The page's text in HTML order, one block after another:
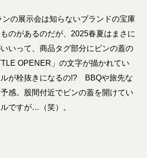
ンの展示会は知らないブランドの宝庫
のがあるのだが、2025春夏はまさに
いって、商品タグ部分にビンの蓋の
OPENER」の文字が描かれてい
が栓抜きになるの!? BBQや旅先な
感。股間付近でビンの蓋を開けてい
ですが…（笑）。